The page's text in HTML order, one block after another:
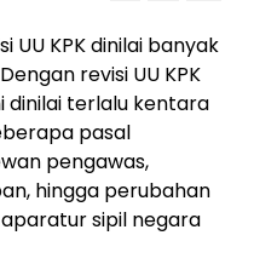
UU KPK dinilai banyak
revisi UU KPK
dinilai terlalu kentara
pasal
pengawas,
hingga perubahan
sipil negara